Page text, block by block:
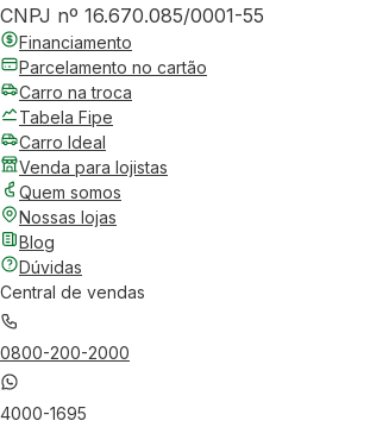
CNPJ nº 16.670.085/0001-55
Financiamento
Parcelamento no cartão
Carro na troca
Tabela Fipe
Carro Ideal
Venda para lojistas
Quem somos
Nossas lojas
Blog
Dúvidas
Central de vendas
0800-200-2000
4000-1695